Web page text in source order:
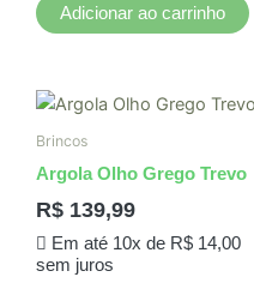
Adicionar ao carrinho
Brincos
Argola Olho Grego Trevo
R$ 139,99
Em até 10x de R$14,00
sem juros